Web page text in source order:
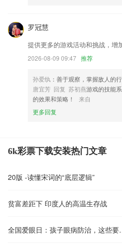
罗冠慧
提供更多的游戏活动和挑战，增
2026-08-09 09:47 推荐
孙爱纨 ：善于观察，掌握敌人的行
唐宜芳 回复 苏初燕游戏的技能
的效果和策略！
来自
更多回复
6k彩票下载安装热门文章
20版 -读懂宋词的“底层逻辑”
贫富差距下 印度人的高温生存战
全国爱眼日